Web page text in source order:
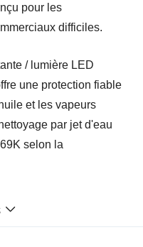
pour les
difficiles.
/ lumière LED
une protection fiable
et les vapeurs
par jet d'eau
selon la
résistant aux
les entrepôts, les